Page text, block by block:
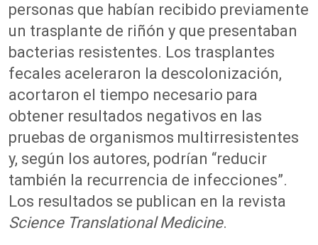
personas que habían recibido previamente
un trasplante de riñón y que presentaban
bacterias resistentes. Los trasplantes
fecales aceleraron la descolonización,
acortaron el tiempo necesario para
obtener resultados negativos en las
pruebas de organismos multirresistentes
y, según los autores, podrían “reducir
también la recurrencia de infecciones”.
Los resultados se publican en la revista
Science Translational Medicine.